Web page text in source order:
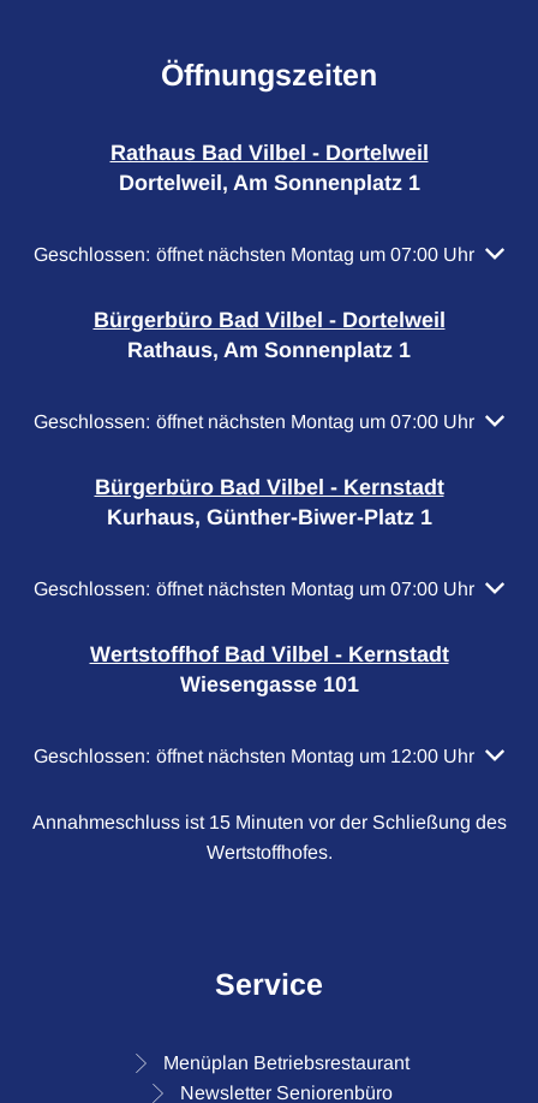
Öffnungszeiten
Rathaus Bad Vilbel - Dortelweil
Dortelweil, Am Sonnenplatz 1
Klicken, um weitere Öffnungs- oder Schließzeiten
Geschlossen: öffnet nächsten Montag um 07:00 Uhr
Bürgerbüro Bad Vilbel - Dortelweil
Rathaus, Am Sonnenplatz 1
Klicken, um weitere Öffnungs- oder Schließzeiten
Geschlossen: öffnet nächsten Montag um 07:00 Uhr
Bürgerbüro Bad Vilbel - Kernstadt
Kurhaus, Günther-Biwer-Platz 1
Klicken, um weitere Öffnungs- oder Schließzeiten
Geschlossen: öffnet nächsten Montag um 07:00 Uhr
Wertstoffhof Bad Vilbel - Kernstadt
Wiesengasse 101
Klicken, um weitere Öffnungs- oder Schließzeiten
Geschlossen: öffnet nächsten Montag um 12:00 Uhr
Annahmeschluss ist 15 Minuten vor der Schließung des
Wertstoffhofes.
Service
Menüplan Betriebsrestaurant
Newsletter Seniorenbüro